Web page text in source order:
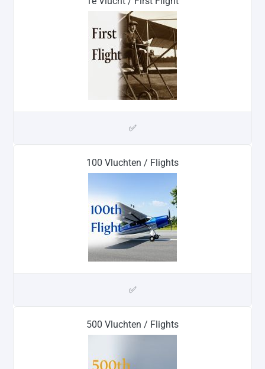
✅
100 Vluchten / Flights
✅
500 Vluchten / Flights